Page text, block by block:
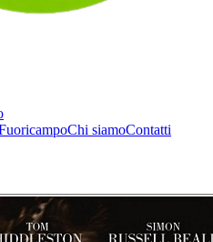
Chi siamoContatti